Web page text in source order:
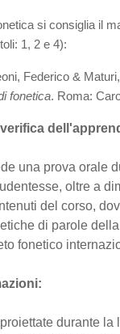
si consiglia il
1, 2 e 4):
Federico &
fonetica. Roma:
una prova orale
oltre a
del corso,
di parole
fonetico
durante la